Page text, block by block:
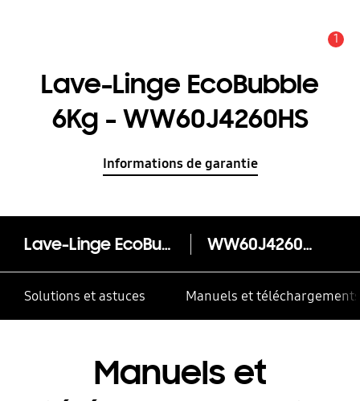
1
Lave-Linge EcoBubble
6Kg - WW60J4260HS
Informations de garantie
Lave-Linge EcoBubble 6Kg - WW60J4260HS WW60J4260HS/MF
Solutions et astuces Manuels et téléchargements
Manuels et